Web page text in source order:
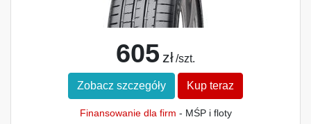
605 zł /szt.
Zobacz szczegóły Kup teraz
Finansowanie dla firm - MŚP i floty